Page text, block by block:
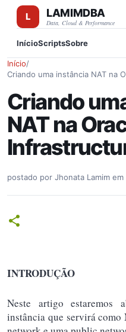
Pular para o
LAMIMDBA
Data, Cloud & Performance
InícioScriptsSobre
Início/
Criando uma instância NAT na
Criando
NAT na
postado por Jhonata Lamim em
INTRODUÇÃO
Neste artigo estaremos
instância que servirá como